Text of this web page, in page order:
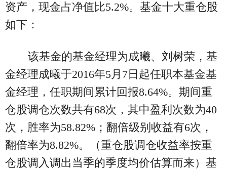
资产，现金占净值比5.2%。基金十大重仓股
如下：
该基金的基金经理为成曦、刘树荣，基
金经理成曦于2016年5月7日起任职本基金基
金经理，任职期间累计回报8.64%。期间重
仓股调仓次数共有68次，其中盈利次数为40
次，胜率为58.82%；翻倍级别收益有6次，
翻倍率为8.82%。（重仓股调仓收益率按重
仓股调入调出当季的季度均价估算而来）基